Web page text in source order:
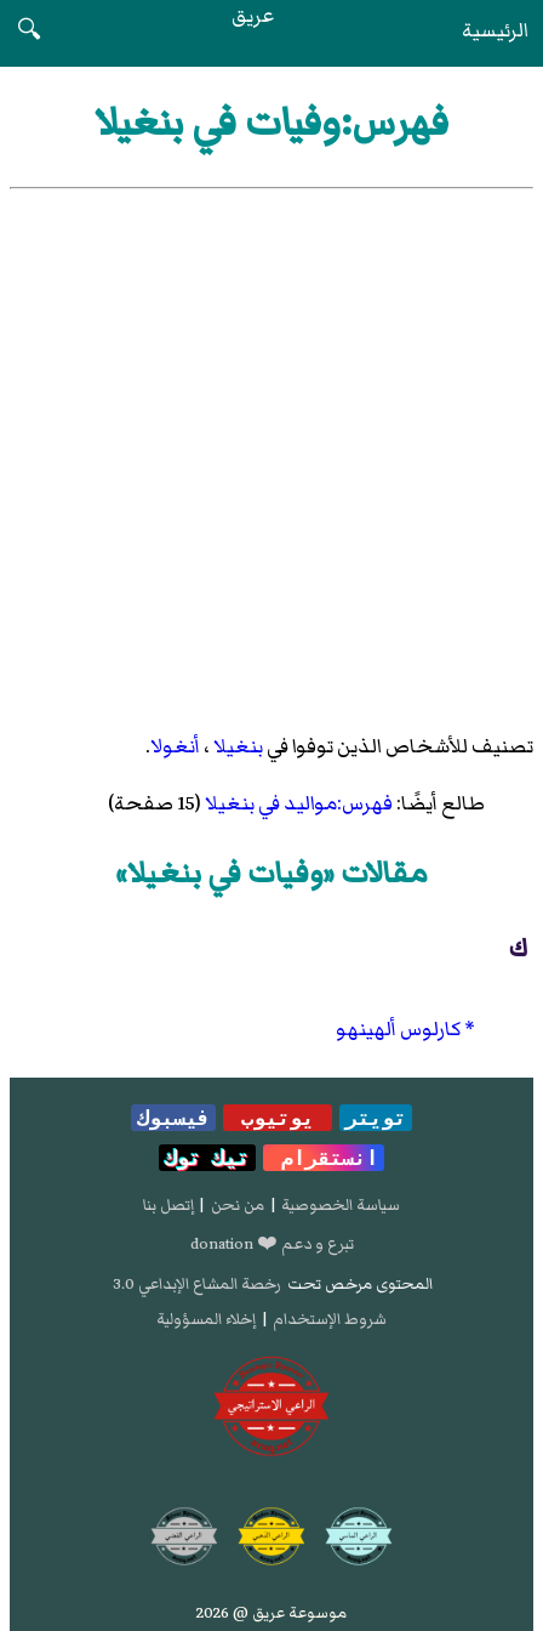
الرئيسية عريق
🔍
فهرس:وفيات في بنغيلا
تصنيف للأشخاص الذين توفوا فيبنغيلا،أنغولا.
طالع أيضًا:فهرس:مواليد في بنغيلا(15 صفحة)
مقالات «وفيات في بنغيلا»
ك
كارلوس ألهينهو
تويتر يوتيوب
فيسبوك
انستقرام
تيك توك
سياسة الخصوصية | من نحن | إتصل بنا
تبرع و دعم ❤️ donation
المحتوى مرخص تحت رخصة المشاع الإبداعي 3.0
شروط الإستخدام | إخلاء المسؤولية
موسوعة عريق @ 2026